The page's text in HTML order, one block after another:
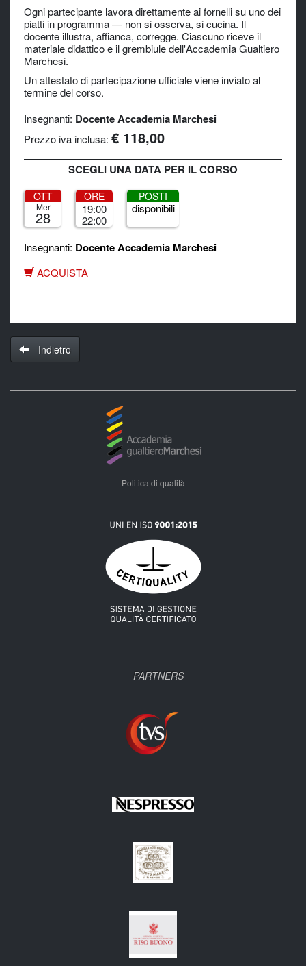
Ogni partecipante lavora direttamente ai fornelli su uno dei
piatti in programma — non si osserva, si cucina. Il
docente illustra, affianca, corregge. Ciascuno riceve il
materiale didattico e il grembiule dell'Accademia Gualtiero
Marchesi.
Un attestato di partecipazione ufficiale viene inviato al
termine del corso.
Insegnanti: Docente Accademia Marchesi
Prezzo iva inclusa: € 118,00
SCEGLI UNA DATA PER IL CORSO
OTT
Mer
28
ORE
19:00
22:00
POSTI
disponibili
Insegnanti: Docente Accademia Marchesi
ACQUISTA
Indietro
Politica di qualità
PARTNERS